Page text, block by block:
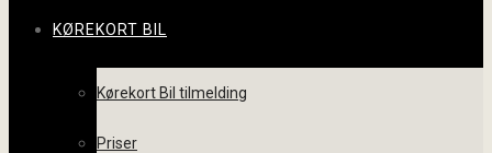
KØREKORT BIL
Kørekort Bil tilmelding
Priser